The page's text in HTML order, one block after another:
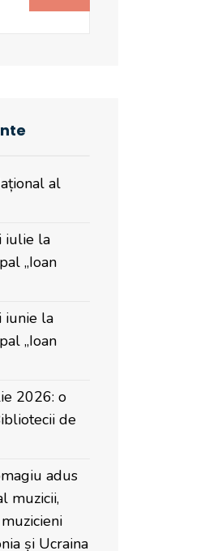
al
iulie la
„Ioan
iunie la
„Ioan
2026: o
de
adus
muzicii,
și Ucraina